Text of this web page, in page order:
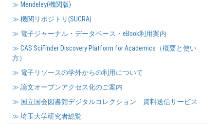
≫ Mendeley(機関版)
≫ 機関リポジトリ(SUCRA)
≫ 電子ジャーナル・データベース・eBook利用案内
≫ CAS SciFinder Discovery Platform for Academics（概要と使い
方）
≫ 電子リソースの学外からの利用について
≫ 論文オープンアクセス化のご案内
≫ 国立国会図書館デジタルコレクション 資料送信サービス
≫ 埼玉大学研究者総覧